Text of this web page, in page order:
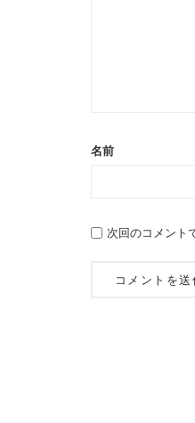
名前
次回のコメント